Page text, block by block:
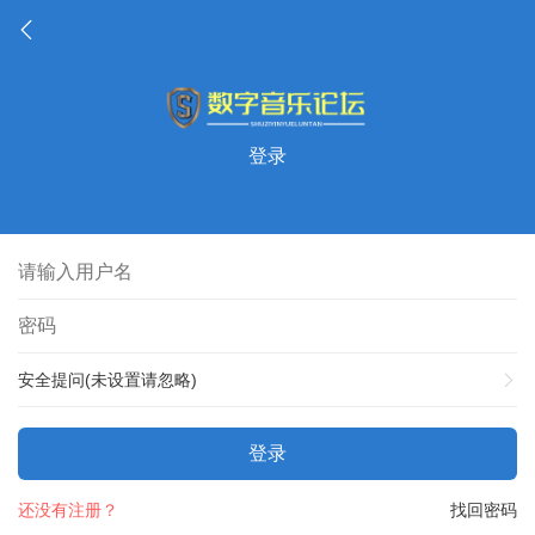
登录
安全提问(未设置请忽略)
登录
找回密码
还没有注册？